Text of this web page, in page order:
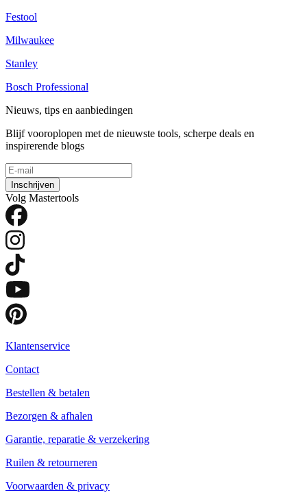
Festool
Milwaukee
Stanley
Bosch Professional
Nieuws, tips en aanbiedingen
Blijf vooroplopen met de nieuwste tools, scherpe deals en
inspirerende blogs
Inschrijven
Volg Mastertools
Klantenservice
Contact
Bestellen & betalen
Bezorgen & afhalen
Garantie, reparatie & verzekering
Ruilen & retourneren
Voorwaarden & privacy